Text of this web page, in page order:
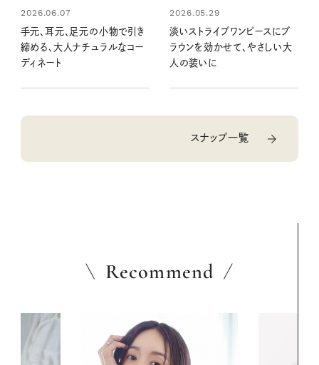
2026.06.07
手元、耳元、足元の小物で引き
締める、大人ナチュラルなコー
ディネート
2026.05.29
淡いストライプワンピースにブ
ラウンを効かせて、やさしい大
人の装いに
スナップ一覧
Recommend